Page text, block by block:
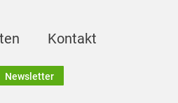
Kontakt
Newsletter